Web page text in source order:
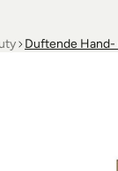
Duftende